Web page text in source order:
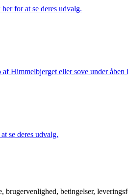
for at se deres udvalg.
Himmelbjerget eller sove under åben
se deres udvalg.
brugervenlighed, betingelser,